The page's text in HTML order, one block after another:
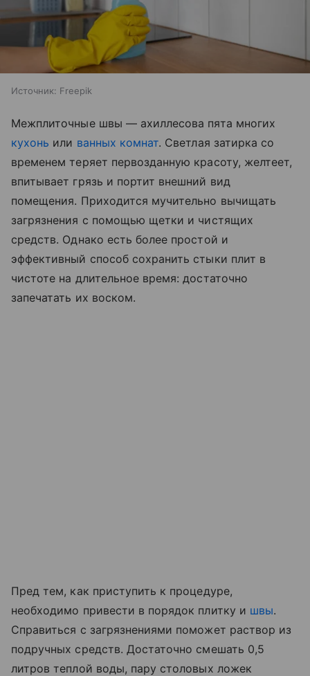
Источник: Freepik
Межплиточные швы — ахиллесова пята многих
кухонь или ванных комнат. Светлая затирка со
временем теряет первозданную красоту, желтеет,
впитывает грязь и портит внешний вид
помещения. Приходится мучительно вычищать
загрязнения с помощью щетки и чистящих
средств. Однако есть более простой и
эффективный способ сохранить стыки плит в
чистоте на длительное время: достаточно
запечатать их воском.
Пред тем, как приступить к процедуре,
необходимо привести в порядок плитку и швы.
Справиться с загрязнениями поможет раствор из
подручных средств. Достаточно смешать 0,5
литров теплой воды, пару столовых ложек